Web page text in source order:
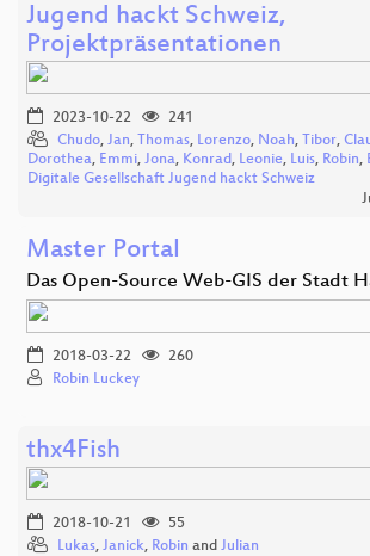
Jugend hackt Schweiz,
Projektpräsentationen
2023-10-22
241
Chudo, Jan, Thomas, Lorenzo, Noah, Tibor,
Dorothea, Emmi, Jona, Konrad, Leonie, Luis, Robin,
Digitale Gesellschaft Jugend hackt Schweiz
Master Portal
Das Open-Source Web-GIS der Stadt
2018-03-22
260
Robin Luckey
thx4Fish
2018-10-21
55
Lukas, Janick, Robin and Julian